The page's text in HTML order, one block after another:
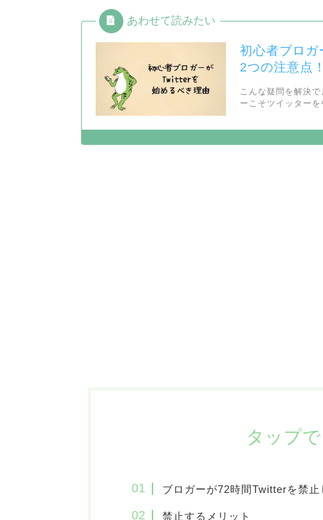
初心者ブロガ
2つの注意点！
こんな疑問を解決
ーこそツイッター
タップ
ブロガーが72時間Twitterを禁止
禁止するメリット